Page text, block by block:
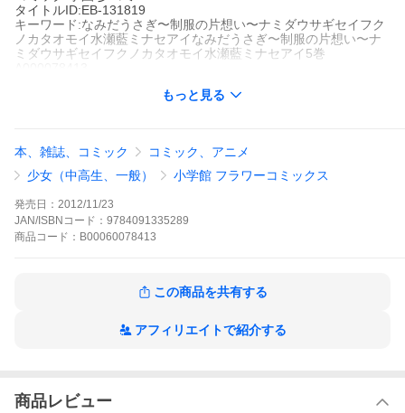
タイトルID:EB-131819
キーワード:なみだうさぎ〜制服の片想い〜ナミダウサギセイフク
ノカタオモイ水瀬藍ミナセアイなみだうさぎ〜制服の片想い〜ナ
ミダウサギセイフクノカタオモイ水瀬藍ミナセアイ5巻
ック 学園
少コミ
鳴海から告白された!桃花も「好き」と応えて2人は両想い。で
も、これでつき合うことになるの?告白はされたけど、つき合おう
とは言われてないよ…。恋愛初心者の桃花にはわからないことが
いっぱい。そんな桃花の前に萌愛が…!「空くんをとらないで」と
言われた桃花は…!?
なみだうさぎ〜制服の片想い〜の作品をもっと見る
もっと見る
本、雑誌、コミック
コミック、アニメ
少女（中高生、一般）
小学館 フラワーコミックス
発売日： 2012/11/23
JAN/ISBNコード： 9784091335289
商品 コード： B00060078413
この商品を共有する
アフィリエイトで紹介する
商品レビュー